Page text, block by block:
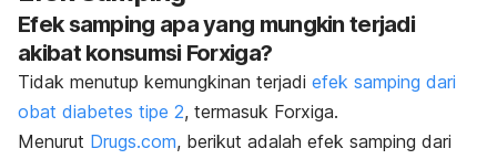
Efek samping apa yang mungkin terjadi
akibat konsumsi Forxiga?
Tidak menutup kemungkinan terjadi efek samping dari
obat diabetes tipe 2, termasuk Forxiga.
Menurut Drugs.com, berikut adalah efek samping dari